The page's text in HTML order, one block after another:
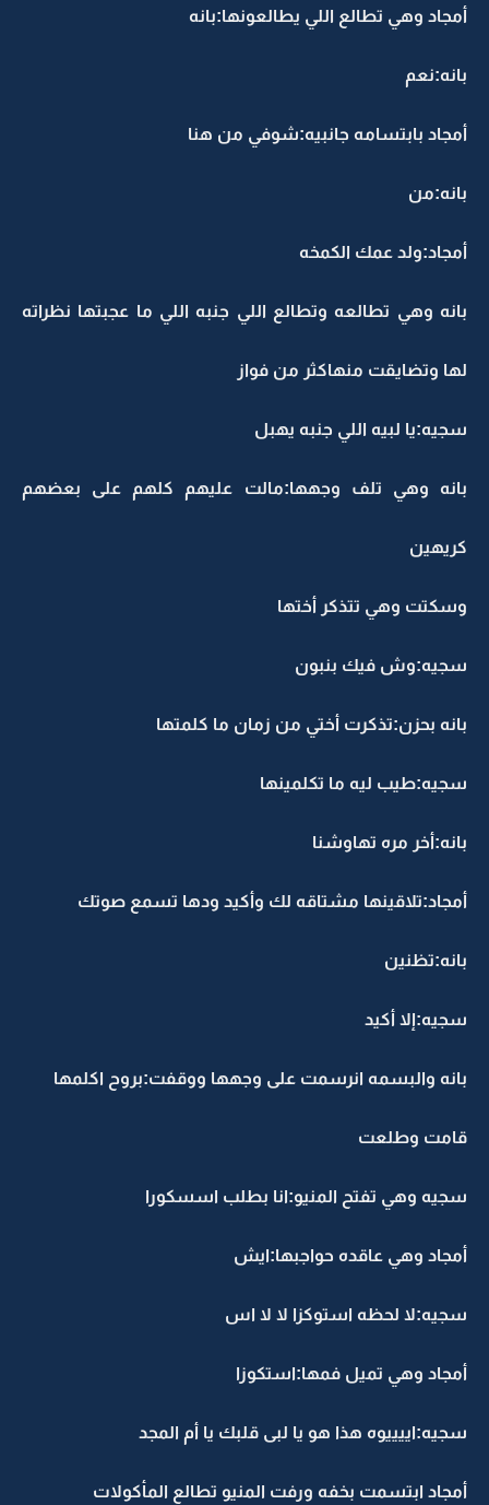
أمجاد وهي تطالع اللي يطالعونها:بانه
بانه:نعم
أمجاد بابتسامه جانبيه:شوفي من هنا
بانه:من
أمجاد:ولد عمك الكمخه
بانه وهي تطالعه وتطالع اللي جنبه اللي ما عجبتها نظراته
لها وتضايقت منهاكثر من فواز
سجيه:يا لبيه اللي جنبه يهبل
بانه وهي تلف وجهها:مالت عليهم كلهم على بعضهم
كريهين
وسكتت وهي تتذكر أختها
سجيه:وش فيك بنبون
بانه بحزن:تذكرت أختي من زمان ما كلمتها
سجيه:طيب ليه ما تكلمينها
بانه:أخر مره تهاوشنا
أمجاد:تلاقينها مشتاقه لك وأكيد ودها تسمع صوتك
بانه:تظنين
سجيه:إلا أكيد
بانه والبسمه انرسمت على وجهها ووقفت:بروح اكلمها
قامت وطلعت
سجيه وهي تفتح المنيو:انا بطلب اسسكورا
أمجاد وهي عاقده حواجبها:ايش
سجيه:لا لحظه استوكزا لا لا اس
أمجاد وهي تميل فمها:استكوزا
سجيه:اييييوه هذا هو يا لبى قلبك يا أم المجد
أمجاد ابتسمت بخفه ورفت المنيو تطالع المأكولات